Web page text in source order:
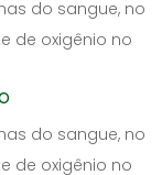
do sangue, no
de oxigênio no
do sangue, no
de oxigênio no